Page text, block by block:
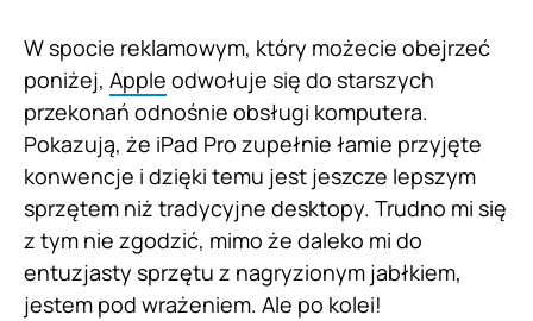
W spocie reklamowym, który możecie obejrzeć
poniżej, Apple odwołuje się do starszych
przekonań odnośnie obsługi komputera.
Pokazują, że iPad Pro zupełnie łamie przyjęte
konwencje i dzięki temu jest jeszcze lepszym
sprzętem niż tradycyjne desktopy. Trudno mi się
z tym nie zgodzić, mimo że daleko mi do
entuzjasty sprzętu z nagryzionym jabłkiem,
jestem pod wrażeniem. Ale po kolei!